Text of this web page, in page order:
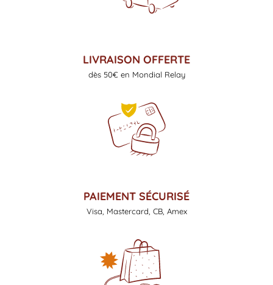
LIVRAISON OFFERTE
dès 50€ en Mondial Relay
PAIEMENT SÉCURISÉ
Visa, Mastercard, CB, Amex